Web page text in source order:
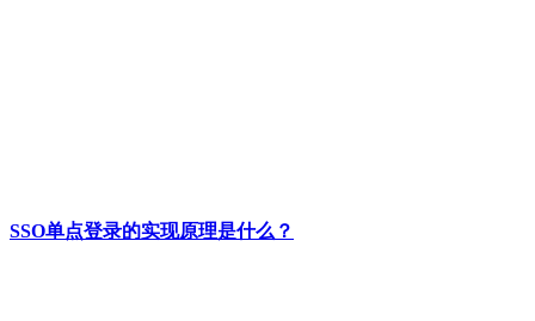
SSO单点登录的实现原理是什么？